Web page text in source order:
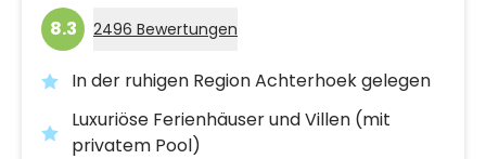
8.3 2496 Bewertungen
In der ruhigen Region Achterhoek gelegen
Luxuriöse Ferienhäuser und Villen (mit
privatem Pool)